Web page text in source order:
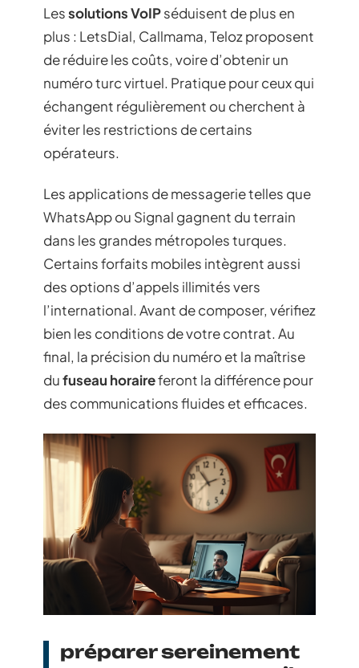
Lessolutions VoIPséduisent de plus en
plus : LetsDial, Callmama, Teloz proposent
de réduire les coûts, voire d’obtenir un
numéro turc virtuel. Pratique pour ceux qui
échangent régulièrement ou cherchent à
éviter les restrictions de certains
opérateurs.
Les applications de messagerie telles que
WhatsApp ou Signal gagnent du terrain
dans les grandes métropoles turques.
Certains forfaits mobiles intègrent aussi
des options d’appels illimités vers
l’international. Avant de composer, vérifiez
bien les conditions de votre contrat. Au
final, la précision du numéro et la maîtrise
dufuseau horaireferont la différence pour
des communications fluides et efficaces.
préparer sereinement